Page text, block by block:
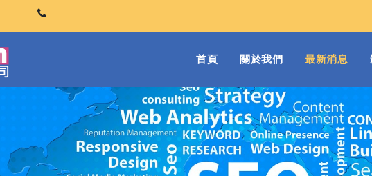
首頁(current)
關於我們 最新消息